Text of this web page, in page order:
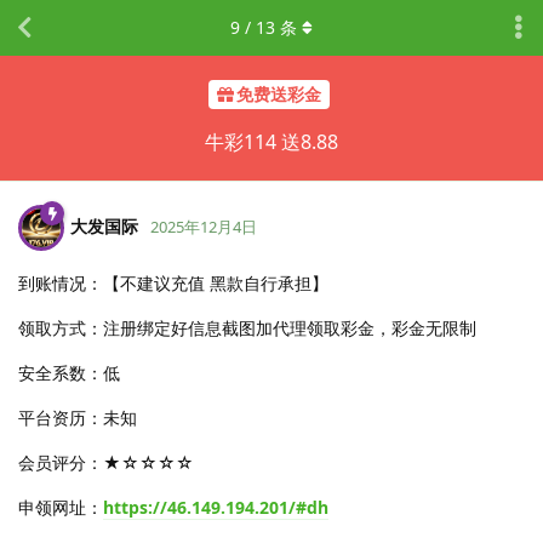
免费送彩金
牛彩114 送8.88
9 / 13 条
大发国际 2025年12月4日
到账情况：【不建议充值 黑款自行承担】
领取方式：注册绑定好信息截图加代理领取彩金，彩金无限制
安全系数：低
平台资历：未知
会员评分：★☆☆☆☆
申领网址： https://46.149.194.201/#dh